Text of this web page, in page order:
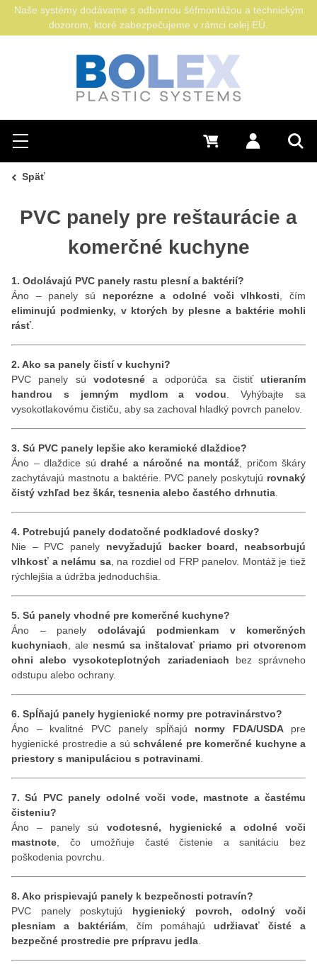
Hľadať
Menu Prihlásiť sa
0 €
Naše systémy dodávame s odbornou šéfmontážou a technickým
dozorom, ktoré zabezpečujeme v rámci celej EÚ.
Späť
PVC panely pre reštaurácie a
komerčné kuchyne
1. Odolávajú PVC panely rastu plesní a baktérií?
Áno – panely sú neporézne a odolné voči vlhkosti , čím
eliminujú podmienky, v ktorých by plesne a baktérie mohli
rásť
2. Ako sa panely čistí v kuchyni?
PVC panely sú vodotesnéa odporúča sa čistiť utieraním
handrou s jemným mydlom a vodou . Vyhýbajte sa
vysokotlakovému čističu, aby sa zachoval hladký povrch panelov.
3. Sú PVC panely lepšie ako keramické dlaždice?
Áno – dlaždice sú drahé a náročné na montáž , pričom škáry
zachytávajú mastnotu a baktérie. PVC panely poskytujú rovnaký
čistý vzhľad bez škár, tesnenia alebo častého drhnutia
4. Potrebujú panely dodatočné podkladové dosky?
Nie – PVC panely nevyžadujú backer board, neabsorbujú
vlhkosť a nelámu sa, na rozdiel od FRP panelov. Montáž je tiež
rýchlejšia a údržba jednoduchšia.
5. Sú panely vhodné pre komerčné kuchyne?
Áno – panely odolávajú podmienkam v komerčných
kuchyniach , ale nesmú sa inštalovať priamo pri otvorenom
ohni alebo vysokoteplotných zariadeniach bez správneho
odstupu alebo ochrany.
6. Spĺňajú panely hygienické normy pre potravinárstvo?
Áno – kvalitné PVC panely spĺňajú normy FDA/USDApre
hygienické prostredie a sú schválené pre komerčné kuchyne a
priestory s manipuláciou s potravinami
7. Sú PVC panely odolné voči vode, mastnote a častému
čisteniu?
Áno – panely sú vodotesné, hygienické a odolné voči
mastnote , čo umožňuje časté čistenie a sanitáciu bez
poškodenia povrchu.
8. Ako prispievajú panely k bezpečnosti potravín?
PVC panely poskytujú hygienický povrch, odolný voči
plesniam a baktériám, čím pomáhajúudržiavať čisté a
bezpečné prostredie pre prípravu jedla